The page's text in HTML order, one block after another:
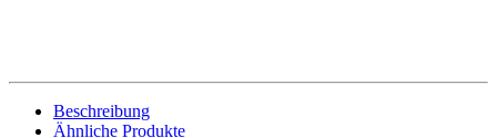
Beschreibung
Ähnliche Produkte